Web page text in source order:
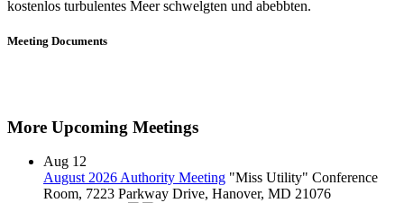
kostenlos turbulentes Meer schwelgten und abebbten.
Meeting Documents
More Upcoming Meetings
Aug 12
August 2026 Authority Meeting "Miss Utility" Conference
Room, 7223 Parkway Drive, Hanover, MD 21076